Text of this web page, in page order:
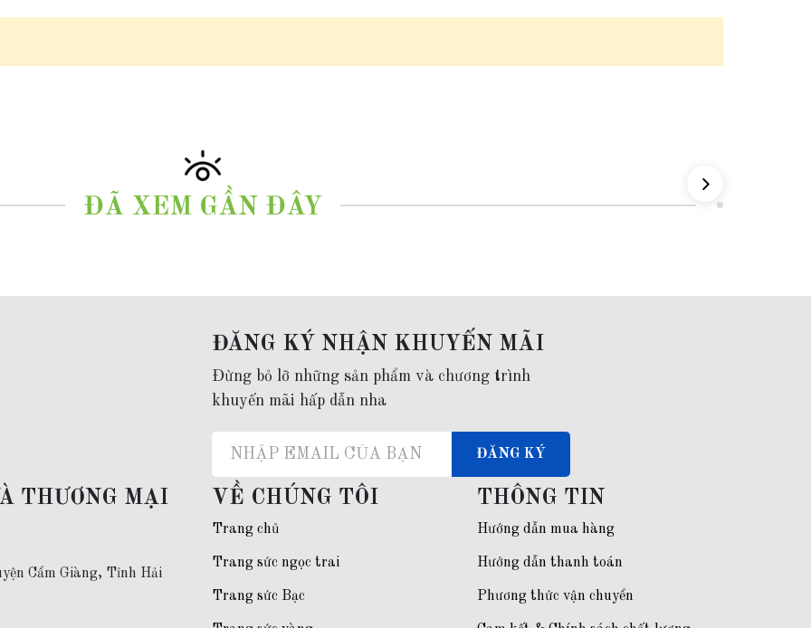
zalo
ĐÃ XEM GẦN ĐÂY
ĐĂNG KÝ NHẬN KHUYẾN MÃI
Đừng bỏ lỡ những sản phẩm và chương trình
khuyến mãi hấp dẫn nha
ĐĂNG KÝ
THƯƠNG MẠI
Cẩm Giàng, Tỉnh Hải
VỀ CHÚNG TÔI
Trang chủ
Trang sức ngọc trai
Trang sức Bạc
THÔNG TIN
Hướng dẫn mua hàng
Hướng dẫn thanh toán
Phương thức vận chuyển